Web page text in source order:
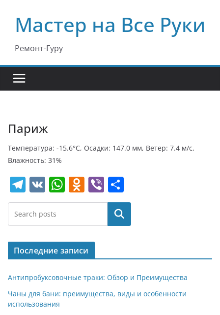
содержимому
Мастер на Все Руки
Ремонт-Гуру
Париж
Температура: -15.6°C, Осадки: 147.0 мм, Ветер: 7.4 м/с,
Влажность: 31%
T
el
e
gr
a
m
V
K
W
h
s
A
p
p
O
d
o
kl
a
ss
ni
Vi
b
er
т
п
р
в
и
т
Поиск
Последние записи
Антипробуксовочные траки: Обзор и Преимущества
Чаны для бани: преимущества, виды и особенности
использования